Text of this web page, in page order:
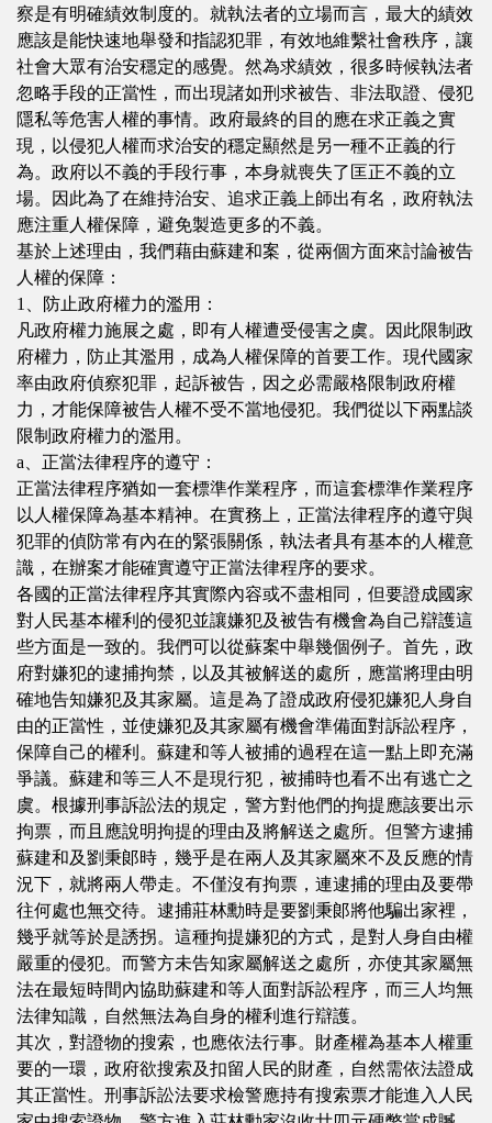
察是有明確績效制度的。就執法者的立場而言，最大的績效
應該是能快速地舉發和指認犯罪，有效地維繫社會秩序，讓
社會大眾有治安穩定的感覺。然為求績效，很多時候執法者
忽略手段的正當性，而出現諸如刑求被告、非法取證、侵犯
隱私等危害人權的事情。政府最終的目的應在求正義之實
現，以侵犯人權而求治安的穩定顯然是另一種不正義的行
為。政府以不義的手段行事，本身就喪失了匡正不義的立
場。因此為了在維持治安、追求正義上師出有名，政府執法
應注重人權保障，避免製造更多的不義。
基於上述理由，我們藉由蘇建和案，從兩個方面來討論被告
人權的保障：
1、防止政府權力的濫用：
凡政府權力施展之處，即有人權遭受侵害之虞。因此限制政
府權力，防止其濫用，成為人權保障的首要工作。現代國家
率由政府偵察犯罪，起訴被告，因之必需嚴格限制政府權
力，才能保障被告人權不受不當地侵犯。我們從以下兩點談
限制政府權力的濫用。
a、正當法律程序的遵守：
正當法律程序猶如一套標準作業程序，而這套標準作業程序
以人權保障為基本精神。在實務上，正當法律程序的遵守與
犯罪的偵防常有內在的緊張關係，執法者具有基本的人權意
識，在辦案才能確實遵守正當法律程序的要求。
各國的正當法律程序其實際內容或不盡相同，但要證成國家
對人民基本權利的侵犯並讓嫌犯及被告有機會為自己辯護這
些方面是一致的。我們可以從蘇案中舉幾個例子。首先，政
府對嫌犯的逮捕拘禁，以及其被解送的處所，應當將理由明
確地告知嫌犯及其家屬。這是為了證成政府侵犯嫌犯人身自
由的正當性，並使嫌犯及其家屬有機會準備面對訴訟程序，
保障自己的權利。蘇建和等人被捕的過程在這一點上即充滿
爭議。蘇建和等三人不是現行犯，被捕時也看不出有逃亡之
虞。根據刑事訴訟法的規定，警方對他們的拘提應該要出示
拘票，而且應說明拘提的理由及將解送之處所。但警方逮捕
蘇建和及劉秉郞時，幾乎是在兩人及其家屬來不及反應的情
況下，就將兩人帶走。不僅沒有拘票，連逮捕的理由及要帶
往何處也無交待。逮捕莊林勳時是要劉秉郞將他騙出家裡，
幾乎就等於是誘拐。這種拘提嫌犯的方式，是對人身自由權
嚴重的侵犯。而警方未告知家屬解送之處所，亦使其家屬無
法在最短時間內協助蘇建和等人面對訴訟程序，而三人均無
法律知識，自然無法為自身的權利進行辯護。
其次，對證物的搜索，也應依法行事。財產權為基本人權重
要的一環，政府欲搜索及扣留人民的財產，自然需依法證成
其正當性。刑事訴訟法要求檢警應持有搜索票才能進入人民